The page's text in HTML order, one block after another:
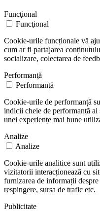
Funcţional
Funcţional
Cookie-urile funcționale vă
cum ar fi partajarea
socializare, colectarea de
Performanţă
Performanţă
Cookie-urile de performanță
indicii cheie de performanță ai
unei experiențe mai bune
Analize
Analize
Cookie-urile analitice sunt
vizitatorii interacționează cu
furnizarea de informații
respingere, sursa de trafic etc.
Publicitate